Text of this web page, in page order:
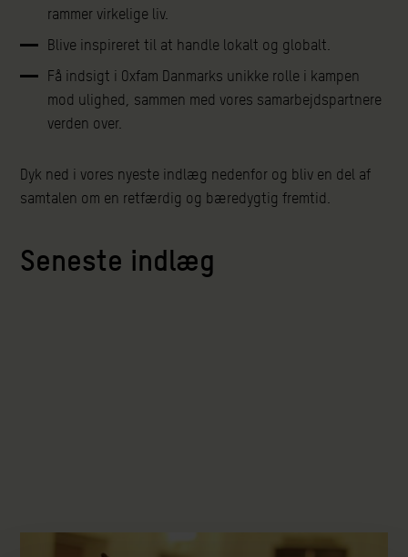
rammer virkelige liv.
Blive inspireret til at handle lokalt og globalt.
Få indsigt i Oxfam Danmarks unikke rolle i kampen
mod ulighed, sammen med vores samarbejdspartnere
verden over.
Dyk ned i vores nyeste indlæg nedenfor og bliv en del af
samtalen om en retfærdig og bæredygtig fremtid.
Seneste indlæg